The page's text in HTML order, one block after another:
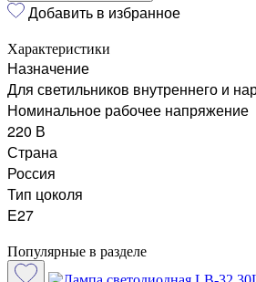
Добавить в избранное
Характеристики
Назначение
Для светильников внутреннего и
Номинальное рабочее напряжение
220 В
Страна
Россия
Тип цоколя
E27
Популярные в разделе